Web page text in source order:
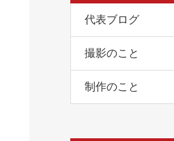
代表ブログ
撮影のこと
制作のこと